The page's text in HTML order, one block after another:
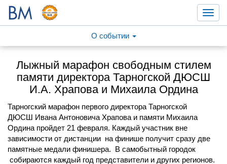
О событии
Лыжный марафон свободным стилем
памяти директора Тарногской ДЮСШ
И.А. Храпова и Михаила Ордина
Тарногский марафон первого директора Тарногской
ДЮСШ Ивана Антоновича Храпова и памяти Михаила
Ордина пройдет 21 февраля. Каждый участник вне
зависимости от дистанции на финише получит сразу две
памятные медали финишера. В самобытный городок
собираются каждый год представители и других регионов.